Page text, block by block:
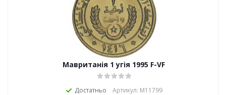
Мавританія 1 угія 1995 F-VF
Достатньо Артикул: М11799